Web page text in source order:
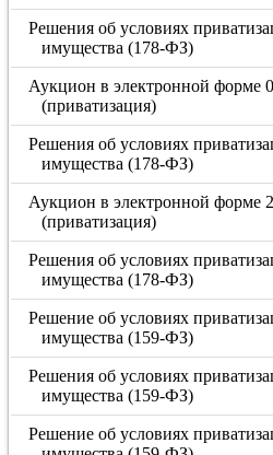
Решения об условиях
имущества (178-ФЗ)
Аукцион в электронной форме
(приватизация)
Решения об условиях
имущества (178-ФЗ)
Аукцион в электронной форме
(приватизация)
Решения об условиях
имущества (178-ФЗ)
Решение об условиях
имущества (159-ФЗ)
Решения об условиях
имущества (159-ФЗ)
Решение об условиях